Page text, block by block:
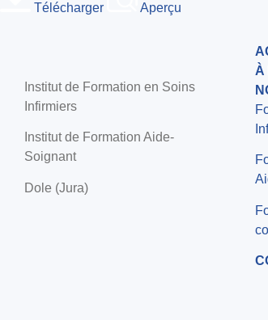
Télécharger Aperçu
Institut de Formation en Soins
Infirmiers
Institut de Formation Aide-
Soignant
Dole (Jura)
À